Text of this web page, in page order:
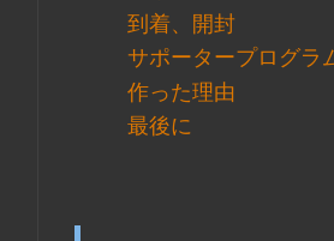
到着、開封
サポータープログラ
作った理由
最後に